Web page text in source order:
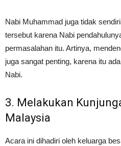
Nabi Muhammad juga tidak
tersebut karena Nabi
permasalahan itu. Artinya,
juga sangat penting, karena itu
Nabi.
3. Melakukan
Malaysia
Acara ini dihadiri oleh keluarga